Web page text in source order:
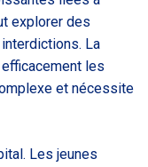
explorer des
La
les
et nécessite
Les jeunes